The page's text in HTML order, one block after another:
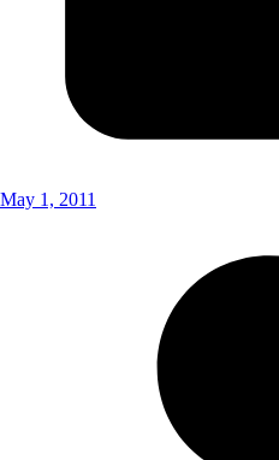
May 1, 2011